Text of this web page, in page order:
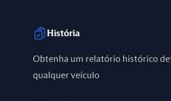
História
Obtenha um relatório histórico
qualquer veículo